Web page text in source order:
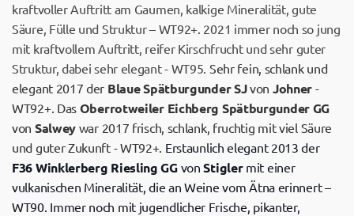
kraftvoller Auftritt am Gaumen, kalkige Mineralität, gute
Säure, Fülle und Struktur – WT92+. 2021 immer noch so jung
mit kraftvollem Auftritt, reifer Kirschfrucht und sehr guter
Struktur, dabei sehr elegant - WT95. Sehr fein, schlank und
elegant 2017 der Blaue Spätburgunder SJvon Johner -
WT92+. Das Oberrotweiler Eichberg Spätburgunder GG
von Salwey war 2017 frisch, schlank, fruchtig mit viel Säure
und guter Zukunft - WT92+. Erstaunlich elegant 2013 der
F36 Winklerberg Riesling GGvonStiglermit einer
vulkanischen Mineralität, die an Weine vom Ätna erinnert –
WT90. Immer noch mit jugendlicher Frische, pikanter,